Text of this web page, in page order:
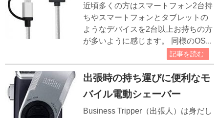
近頃多くの方はスマートフォン2台持
ちやスマートフォンとタブレットの
ようなデバイスを2台以上お持ちの方
が多いように感じます。 同様のOS...
記事を読む
出張時の持ち運びに便利なモ
バイル電動シェーバー
Business Tripper（出張人）は身だし